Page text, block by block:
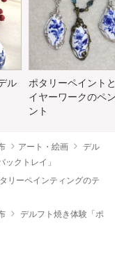
ル
ポタリーペイント
イヤーワークのペ
ント
アート・絵画
デル
クトレイ」
リーペインティングのテ
デルフト焼き体験「ポ